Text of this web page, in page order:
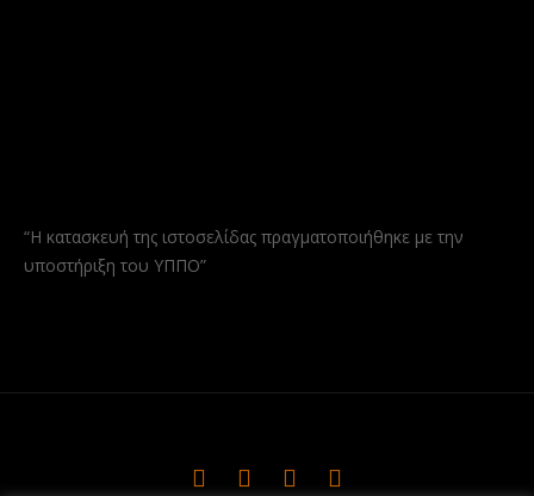
“Η κατασκευή της ιστοσελίδας πραγματοποιήθηκε με την
υποστήριξη του ΥΠΠΟ”